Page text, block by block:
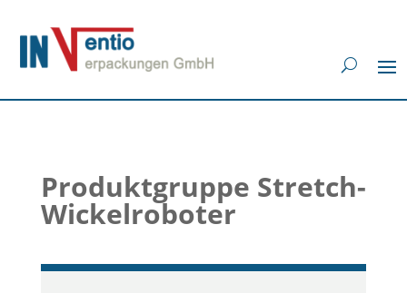
Produktgruppe Stretch-
Wickelroboter